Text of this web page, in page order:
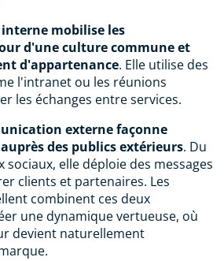
mobilise les
d'une culture commune et
d'appartenance. Elle utilise des
l'intranet ou les réunions
les échanges entre services.
externe façonne
des publics extérieurs. Du
sociaux, elle déploie des messages
clients et partenaires. Les
combinent ces deux
une dynamique vertueuse, où
devient naturellement